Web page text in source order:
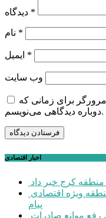
*
*
*
وب‌ سایت
برای زمانی که
دوباره دیدگاهی می‌نویسم.
اخبار اقتصادی
منطقه کرج خبر داد
پیام